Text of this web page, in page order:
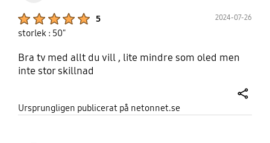
5 2024-07-26
storlek : 50"
Bra tv med allt du vill , lite mindre som oled men
inte stor skillnad
Ursprungligen publicerat på netonnet.se